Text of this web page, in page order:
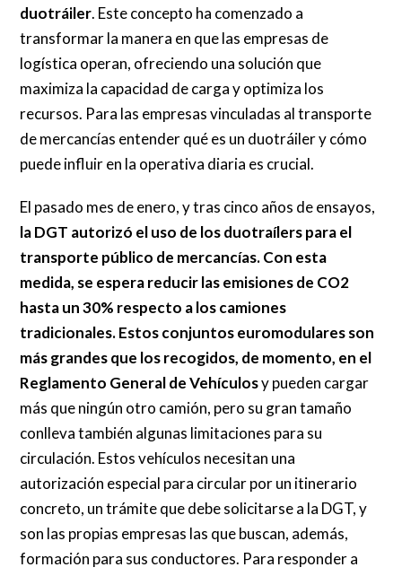
duotráiler. Este concepto ha comenzado a
transformar la manera en que las empresas de
logística operan, ofreciendo una solución que
maximiza la capacidad de carga y optimiza los
recursos. Para las empresas vinculadas al transporte
de mercancías entender qué es un duotráiler y cómo
puede influir en la operativa diaria es crucial.
El pasado mes de enero, y tras cinco años de ensayos,
la DGT autorizó el uso de los duotraílers para el
transporte público de mercancías. Con esta
medida, se espera reducir las emisiones de CO2
hasta un 30% respecto a los camiones
tradicionales. Estos conjuntos euromodulares son
más grandes que los recogidos, de momento, en el
Reglamento General de Vehículosy pueden cargar
más que ningún otro camión, pero su gran tamaño
conlleva también algunas limitaciones para su
circulación. Estos vehículos necesitan una
autorización especial para circular por un itinerario
concreto, un trámite que debe solicitarse a la DGT, y
son las propias empresas las que buscan, además,
formación para sus conductores. Para responder a